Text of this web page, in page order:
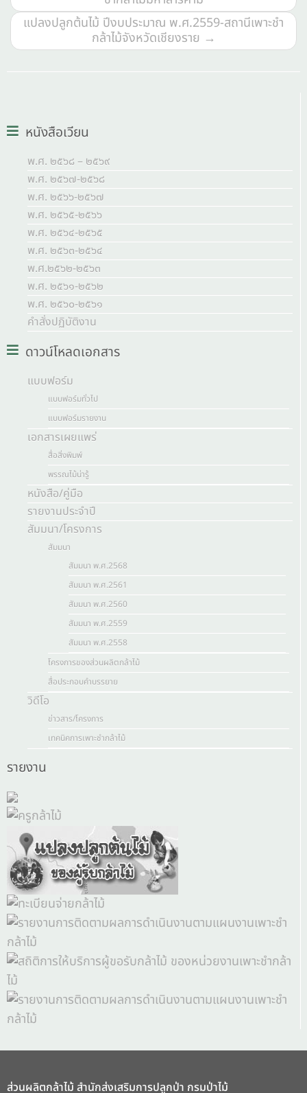
แปลงปลูกต้นไม้ ปีงบประมาณ พ.ศ.2559-สถานีเพาะชำ
กล้าไม้จังหวัดเชียงราย →
หนังสือเวียน
พ.ศ. ๒๕๖๘ – ๒๕๖๙
พ.ศ. ๒๕๖๗-๒๕๖๘
พ.ศ. ๒๕๖๖-๒๕๖๗
พ.ศ. ๒๕๖๕-๒๕๖๖
พ.ศ. ๒๕๖๔-๒๕๖๕
พ.ศ. ๒๕๖๓-๒๕๖๔
พ.ศ.๒๕๖๒-๒๕๖๓
พ.ศ. ๒๕๖๑-๒๕๖๒
พ.ศ. ๒๕๖๐-๒๕๖๑
คำสั่งปฏิบัติงาน
ดาวน์โหลดเอกสาร
แบบฟอร์ม
แบบฟอร์มทั่วไป
แบบฟอร์มรายงาน
เอกสารเผยแพร่
สื่อสิ่งพิมพ์
พรรณไม้น่ารู้
หนังสือ/คู่มือ
รายงานประจำปี
สัมมนา/โครงการ
สัมมนา
สัมมนา พ.ศ.2568
สัมมนา พ.ศ.2561
สัมมนา พ.ศ.2560
สัมมนา พ.ศ.2559
สัมมนา พ.ศ.2558
โครงการของส่วนผลิตกล้าไม้
สื่อประกอบคำบรรยาย
วิดีโอ
ข่าวสาร/โครงการ
เทคนิคการเพาะชำกล้าไม้
รายงาน
ส่วนผลิตกล้าไม้ สำนักส่งเสริมการปลูกป่า กรมป่าไม้